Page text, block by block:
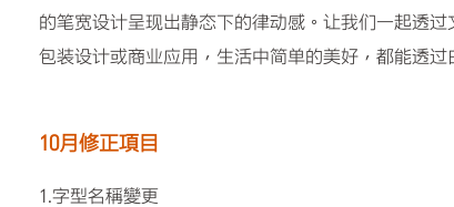
的笔宽设计呈现出静态下的律动感。让我们一起透
包装设计或商业应用，生活中简单的美好，都能透过
10月修正項目
1.字型名稱變更